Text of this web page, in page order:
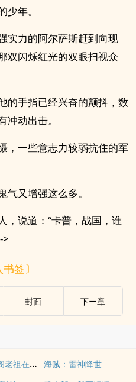
年。
实力的阿尔萨斯赶到向现
双闪烁红光的双眼扫视众
的手指已经兴奋的颤抖，数
动出击。
，一些意志力较弱抗住的军
气又增强这么多。
，说道：“卡普，战国，谁
>
书签〕
封面 下ー章
带着风雷阁老祖在斗破签到 海贼：雷神降世